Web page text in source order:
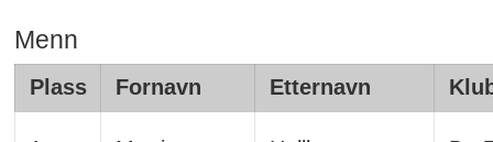
Menn
Plass Fornavn Etternavn